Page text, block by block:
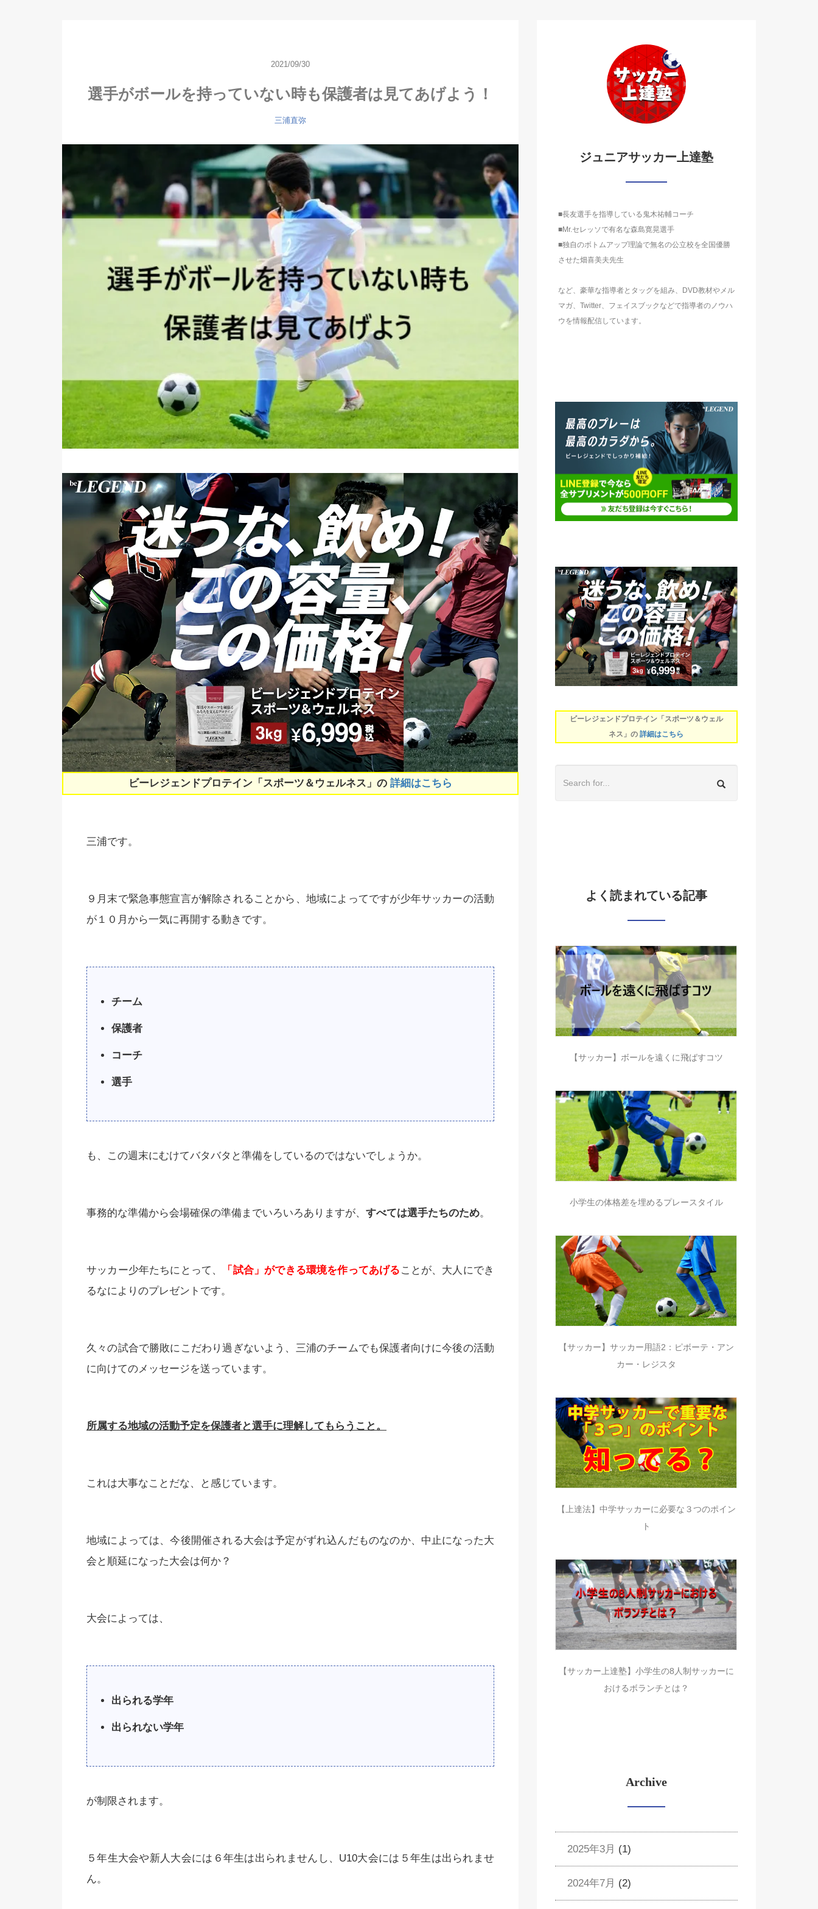
2021/09/30
選手がボールを持っていない時も保護者は見てあげよう！
三浦直弥
ビーレジェンドプロテイン「スポーツ＆ウェルネス」の 詳細はこちら
三浦です。
９月末で緊急事態宣言が解除されることから、地域によってですが少年サッカーの活動
が１０月から一気に再開する動きです。
チーム
保護者
コーチ
選手
も、この週末にむけてバタバタと準備をしているのではないでしょうか。
事務的な準備から会場確保の準備までいろいろありますが、 すべては選手たちのため。
サッカー少年たちにとって、 「試合」ができる環境を作ってあげる ことが、大人にでき
るなによりのプレゼントです。
久々の試合で勝敗にこだわり過ぎないよう、三浦のチームでも保護者向けに今後の活動
に向けてのメッセージを送っています。
所属する地域の活動予定を保護者と選手に理解してもらうこと。
これは大事なことだな、と感じています。
地域によっては、今後開催される大会は予定がずれ込んだものなのか、中止になった大
会と順延になった大会は何か？
大会によっては、
出られる学年
出られない学年
が制限されます。
５年生大会や新人大会には６年生は出られませんし、U10大会には５年生は出られませ
ん。
ジュニアサッカー上達塾
■長友選手を指導している鬼木祐輔コーチ
■Mr.セレッソで有名な森島寛晃選手
■独自のボトムアップ理論で無名の公立校を全国優勝
させた畑喜美夫先生
など、豪華な指導者とタッグを組み、DVD教材やメル
マガ、Twitter、フェイスブックなどで指導者のノウハ
ウを情報配信しています。
ビーレジェンドプロテイン「スポーツ＆ウェル
ネス」の詳細はこちら
よく読まれている記事
【サッカー】ボールを遠くに飛ばすコツ
小学生の体格差を埋めるプレースタイル
【サッカー】サッカー用語2：ピボーテ・アン
カー・レジスタ
【上達法】中学サッカーに必要な３つのポイン
ト
【サッカー上達塾】小学生の8人制サッカーに
おけるボランチとは？
Archive
2025年3月 (1)
2024年7月 (2)